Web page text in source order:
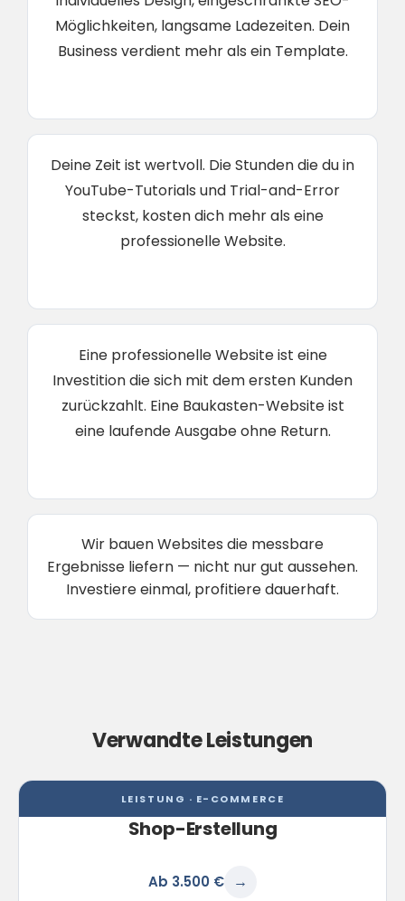
Möglichkeiten, langsame Ladezeiten. Dein
Business verdient mehr als ein Template.
Deine Zeit ist wertvoll. Die Stunden die du in
YouTube-Tutorials und Trial-and-Error
steckst, kosten dich mehr als eine
professionelle Website.
Eine professionelle Website ist eine
Investition die sich mit dem ersten Kunden
zurückzahlt. Eine Baukasten-Website ist
eine laufende Ausgabe ohne Return.
Wir bauen Websites die messbare
Ergebnisse liefern — nicht nur gut aussehen.
Investiere einmal, profitiere dauerhaft.
Verwandte Leistungen
LEISTUNG · E-COMMERCE
Shop-Erstellung
Ab 3.500 € →